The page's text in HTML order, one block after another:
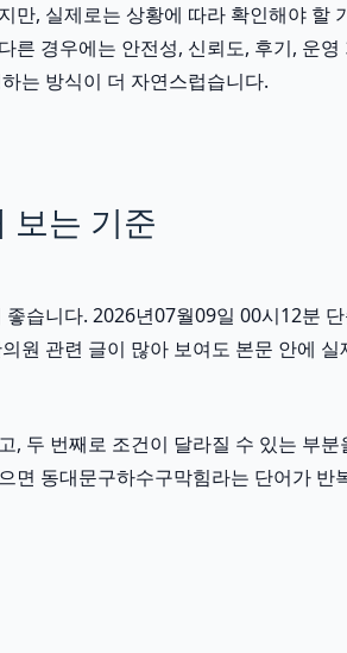
, 실제로는 상황에 따라 확인해야
경우에는 안전성, 신뢰도, 후기, 운
는 방식이 더 자연스럽습니다.
보는 기준
습니다. 2026년07월09일 00시12분
원 관련 글이 많아 보여도 본문 안에
두 번째로 조건이 달라질 수 있는 부
동대문구하수구막힘라는 단어가